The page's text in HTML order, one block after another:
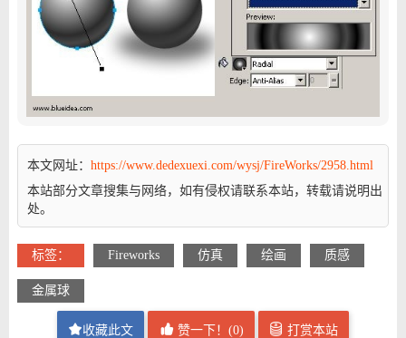
本文网址： https://www.dedexuexi.com/wysj/FireWorks/2958.html
本站部分文章搜集与网络，如有侵权请联系本站，转载请说明出
处。
标签： Fireworks 仿真 绘画 质感
金属球
收藏此文 赞一下！(0) 打赏本站